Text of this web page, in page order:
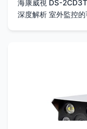
海康威視 DS-
深度解析 室外監控